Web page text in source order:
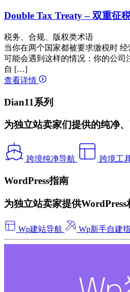
Double Tax Treaty – 双重征
税务、合规、版权类术语
当你在两个国家都被要求缴税时 经
可能会遇到这样的情况：你的公司
自 […]
查看详情
Dian11系列
为独立站卖家们提供的纯净
跨境纯净导航 跨境工
WordPress指南
为独立站卖家提供
Wp建站导航 Wp新手自建